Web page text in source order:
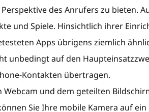
des Anrufers zu bieten.
und Spiele. Hinsichtlich ihrer
Apps übrigens ziemlich
unbedingt auf den
Kontakten übertragen.
Webcam und dem geteilten
Sie Ihre mobile Kamera auf